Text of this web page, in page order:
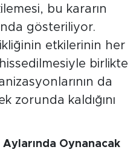
bu kararın
gösteriliyor.
etkilerinin her
birlikte
da
zorunda kaldığını
Aylarında Oynanacak